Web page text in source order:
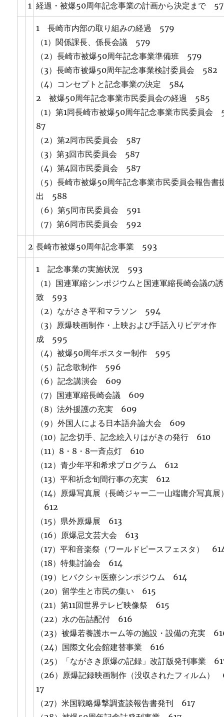
1 経過・被爆50周年記念事業の計画から決定まで
1 長崎市内部の取り組みの経過 579
（1）関係課長、係長会議 579
（2）長崎市被爆50周年記念事業準備班 579
（3）長崎市被爆50周年記念事業検討委員会 582
（4）コンセプトと記念事業の決定 584
2 被爆50周年記念事業市民委員会の経過 585
（1）第1同長崎市被爆50周年記念事業市民委員会
87
（2）第2同市民委員会 587
（3）第3回市民委員会 587
（4）第4回市民委員会 587
（5）長崎市被爆50周年記念事業市民委員会報告書
出 588
（6）第5同市民委員会 591
（7）第6同市民委員会 592
2 長崎市被爆50周年記念事業 593
1 記念事業の実施状況 593
（1）国連軍縮シンポジウムと国連軍縮長崎会議の誘
致 593
（2）ながさき平和マラソン 594
（3）原爆映画制作・上映および手話入りビデオ作
成 595
（4）被爆50周年ポスター制作 595
（5）記念歌制作 596
（6）記念講演会 609
（7）国連軍縮長崎会議 609
（8）法外援護の充実 609
（9）外国人による日本語弁論大会 609
（10）記念切手、記念絵入りはがきの発行 610
（11）8・8・8一斉点灯 610
（12）青少年平和希求プログラム 612
（13）平和祈念旬間行事の充実 612
（14）原爆写真展（長崎ジャー二一山端庸介写真展
612
（15）県外原爆展 613
（16）原爆忌文芸大会 613
（17）平和音楽祭（ワールドピースフェスタ）
（18）特集討論会 614
（19）ヒバクシャ医療シンポジウム 614
（20）留学生と市民の集い 615
（21）第11回世界テレビ映像祭 615
（22）水の缶詰配付 616
（23）被爆若養護ホーム等の施設・設備の充実
（24）国際文化会館建替事業 616
（25）「ながさき原爆の記録」改訂版発刊事業
（26）原爆記録映画制作（没収されたフィルム）
17
（27）米国戦略爆撃調査談報告書発刊 617